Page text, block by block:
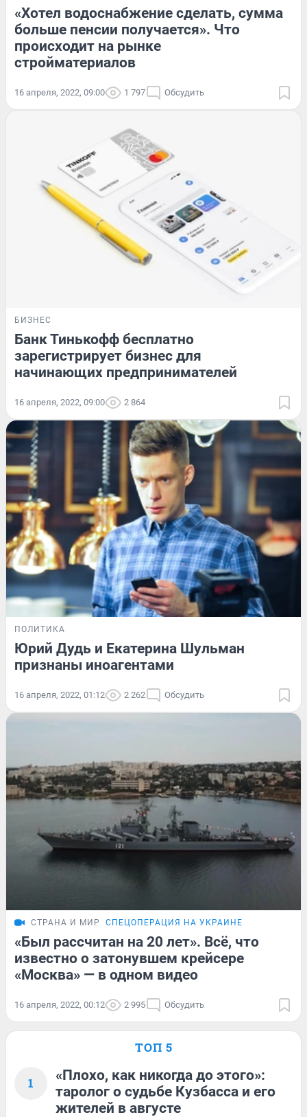
«Хотел водоснабжение сделать, сумма
больше пенсии получается». Что
происходит на рынке
стройматериалов
16 апреля, 2022, 09:00 1 797 Обсудить
БИЗНЕС
Банк Тинькофф бесплатно
зарегистрирует бизнес для
начинающих предпринимателей
16 апреля, 2022, 09:00 2 864
ПОЛИТИКА
Юрий Дудь и Екатерина Шульман
признаны иноагентами
16 апреля, 2022, 01:12 2 262 Обсудить
СТРАНА И МИР СПЕЦОПЕРАЦИЯ НА УКРАИНЕ
«Был рассчитан на 20 лет». Всё, что
известно о затонувшем крейсере
«Москва» — в одном видео
16 апреля, 2022, 00:12 2 995 Обсудить
ТОП 5
1
«Плохо, как никогда до этого»:
таролог о судьбе Кузбасса и его
жителей в августе